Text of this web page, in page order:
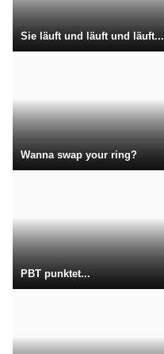
Sie läuft und läuft und läuft...
Wanna swap your ring?
PBT punktet...